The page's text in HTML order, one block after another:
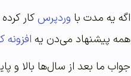
اگه یه مدت با وردپرس کار
همه پیشنهاد می‌دن یه
جواب ما بعد از سال‌ها بالا و